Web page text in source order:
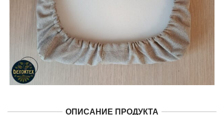
ОПИСАНИЕ ПРОДУКТА